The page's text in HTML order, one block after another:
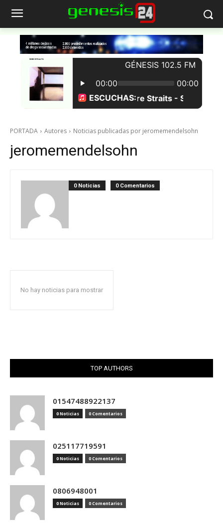
PORTADA Autores Noticias publicadas por jeromemendelsohn
jeromemendelsohn
0 Noticias 0 Comentarios
No hay noticias para mostrar
TOP AUTHORS
01547488922137
0 Noticias 0 Comentarios
025117719591
0 Noticias 0 Comentarios
0806948001
0 Noticias 0 Comentarios